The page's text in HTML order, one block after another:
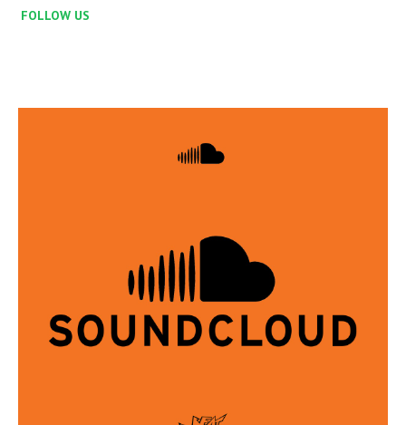
FOLLOW US